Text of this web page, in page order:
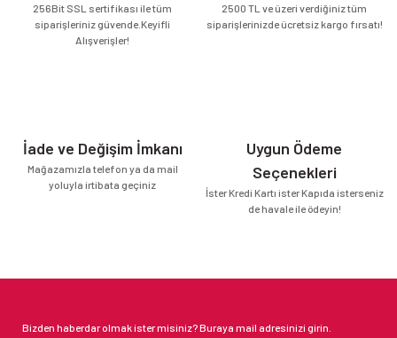
256Bit SSL sertifikası ile tüm
siparişleriniz güvende.Keyifli
Alışverişler!
2500 TL ve üzeri verdiğiniz tüm
siparişlerinizde ücretsiz kargo fırsatı!
İade ve Değişim İmkanı
Mağazamızla telefon ya da mail
yoluyla irtibata geçiniz
Uygun Ödeme
Seçenekleri
İster Kredi Kartı ister Kapıda isterseniz
de havale ile ödeyin!